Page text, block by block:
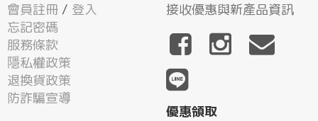
會員註冊 / 登入
忘記密碼
服務條款
隱私權政策
退換貨政策
防詐騙宣導
接收優惠與新產品資訊
優惠領取